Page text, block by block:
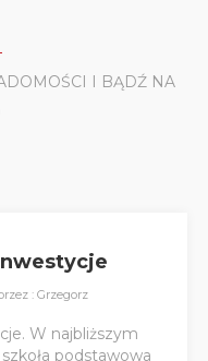
I BĄDŹ NA
: Grzegorz
W najbliższym
podstawowa